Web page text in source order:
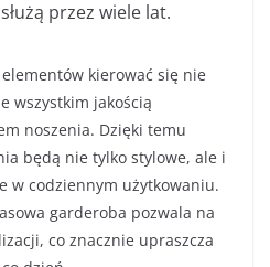
przez wiele lat.
kierować się nie
wszystkim jakością
noszenia. Dzięki temu
będą nie tylko stylowe, ale i
w codziennym użytkowaniu.
garderoba pozwala na
co znacznie upraszcza